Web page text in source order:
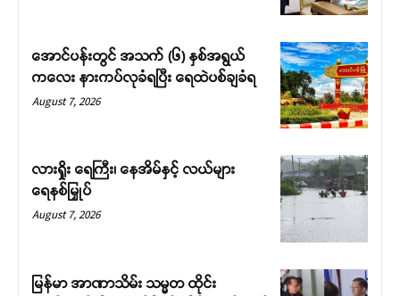
အောင်ပန်းတွင် အသက် (၆) နှစ်အရွယ်
ကလေး နားကပ်လုခံရပြီး ရေထဲပစ်ချခံရ
August 7, 2026
လားရှိုး ရေကြီး၊ နေအိမ်နှင့် လယ်များ
ရေနစ်မြှုပ်
August 7, 2026
မြန်မာ အာဏာသိမ်း သမ္မတ ထိုင်း